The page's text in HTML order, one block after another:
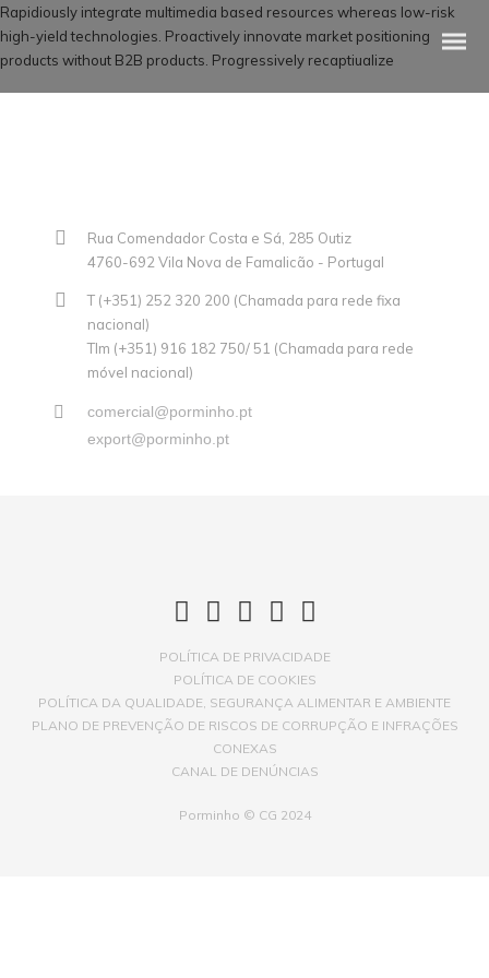
SELEÇÃO PREMIUM
Rapidiously integrate multimedia based resources whereas low-risk
high-yield technologies. Proactively innovate market positioning
products without B2B products. Progressively recaptiualize
Rua Comendador Costa e Sá, 285 Outiz
4760-692 Vila Nova de Famalicão - Portugal
T (+351) 252 320 200 (Chamada para rede fixa
nacional)
Tlm (+351) 916 182 750/ 51 (Chamada para rede
móvel nacional)
comercial@porminho.pt
export@porminho.pt
POLÍTICA DE PRIVACIDADE
POLÍTICA DE COOKIES
POLÍTICA DA QUALIDADE, SEGURANÇA ALIMENTAR E AMBIENTE
PLANO DE PREVENÇÃO DE RISCOS DE CORRUPÇÃO E INFRAÇÕES
CONEXAS
CANAL DE DENÚNCIAS
Porminho © CG 2024